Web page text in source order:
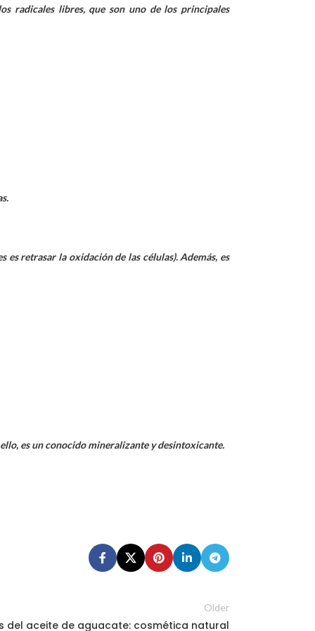
radicales libres, que son uno de los principales
retrasar la oxidación de las células). Además, es
es un conocido mineralizante y desintoxicante.
Older
del aceite de aguacate: cosmética natural